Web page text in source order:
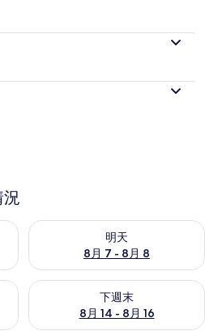
情況
明天
8月 7 - 8月 8
查看明天 (8月 7 - 8月 8) 的供
應情況
下週末
8月 14 - 8月 16
查看下週末 (8月 14 - 8月 16)